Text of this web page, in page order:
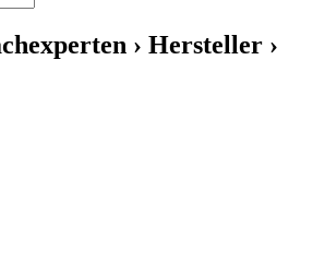
› Hersteller ›